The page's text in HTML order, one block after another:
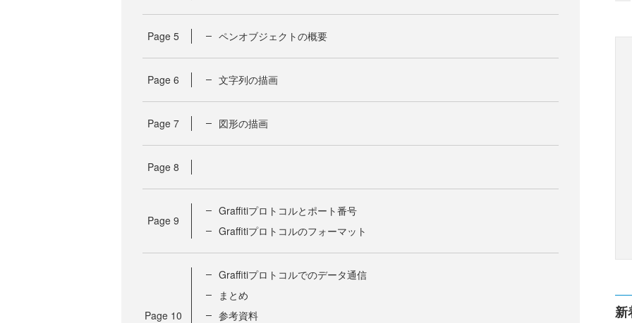
Page 5 ペンオブジェクトの概要
Page 6 文字列の描画
Page 7 図形の描画
Page 8
Page 9
Graffitiプロトコルとポート番号
Graffitiプロトコルのフォーマット
Page 10
Graffitiプロトコルでのデータ通信
まとめ
参考資料
新